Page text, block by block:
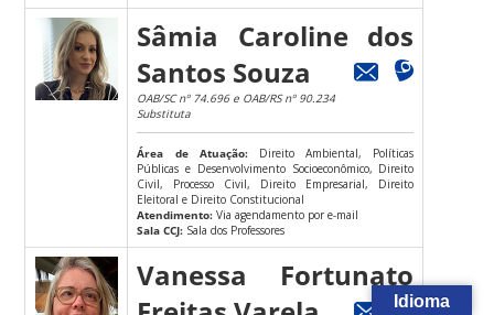
Sâmia Caroline dos
Santos Souza
OAB/SC nº 74.696 e OAB/RS nº 90.234
Substituta
Área de Atuação:Direito Ambiental, Políticas
Públicas e Desenvolvimento Socioeconômico, Direito
Civil, Processo Civil, Direito Empresarial, Direito
Eleitoral e Direito Constitucional
Atendimento: Via agendamento por e-mail
Sala CCJ: Sala dos Professores
Vanessa Fortunato
Idioma